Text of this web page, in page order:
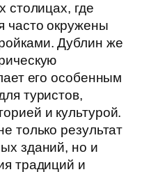
столицах, где
часто окружены
Дублин же
его особенным
туристов,
и культурой.
только результат
зданий, но и
традиций и